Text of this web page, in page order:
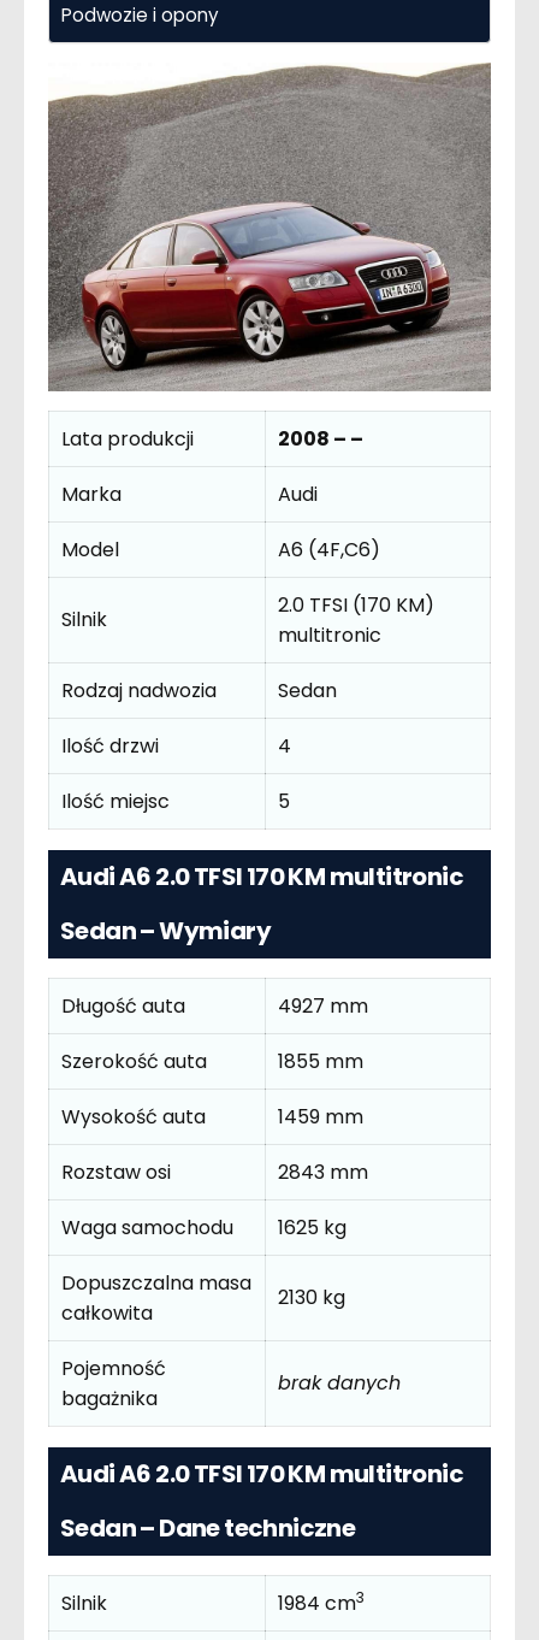
Podwozie i opony
Lata produkcji
2008 – –
Marka
Audi
Model
A6 (4F,C6)
Silnik
2.0 TFSI (170 KM)
multitronic
Rodzaj nadwozia
Sedan
Ilość drzwi
4
Ilość miejsc
5
Audi A6 2.0 TFSI 170 KM multitronic
Sedan – Wymiary
Długość auta
4927 mm
Szerokość auta
1855 mm
Wysokość auta
1459 mm
Rozstaw osi
2843 mm
Waga samochodu
1625 kg
Dopuszczalna masa
całkowita
2130 kg
Pojemność
bagażnika
brak danych
Audi A6 2.0 TFSI 170 KM multitronic
Sedan – Dane techniczne
Silnik 1984 cm3